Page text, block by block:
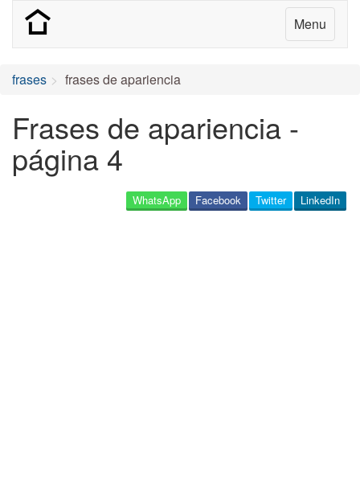
Menu
frases frases de apariencia
Frases de apariencia -
página 4
LinkedIn
Twitter
Facebook
WhatsApp